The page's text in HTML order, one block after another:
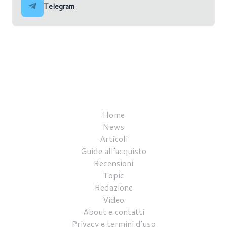
Telegram
Home
News
Articoli
Guide all'acquisto
Recensioni
Topic
Redazione
Video
About e contatti
Privacy e termini d'uso